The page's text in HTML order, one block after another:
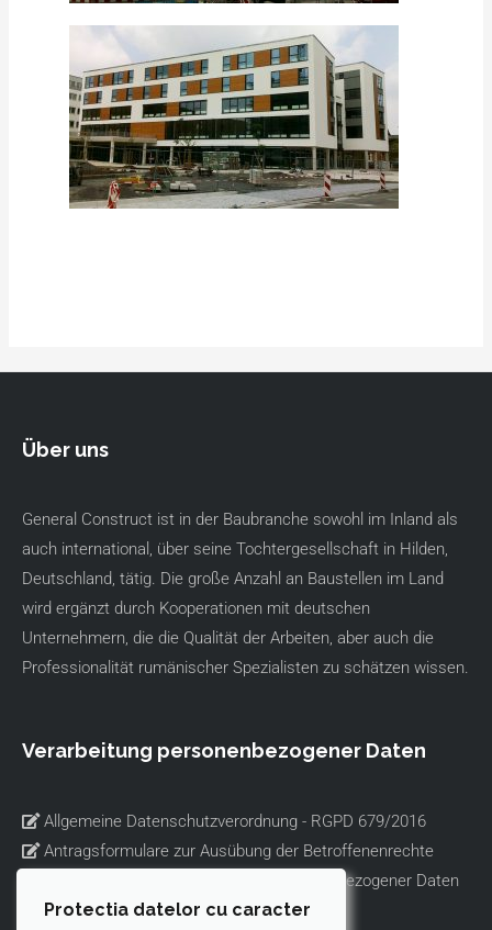
Über uns
General Construct ist in der Baubranche sowohl im Inland als
auch international, über seine Tochtergesellschaft in Hilden,
Deutschland, tätig. Die große Anzahl an Baustellen im Land
wird ergänzt durch Kooperationen mit deutschen
Unternehmern, die die Qualität der Arbeiten, aber auch die
Professionalität rumänischer Spezialisten zu schätzen wissen.
Verarbeitung personenbezogener Daten
Allgemeine Datenschutzverordnung - RGPD 679/2016
Antragsformulare zur Ausübung der Betroffenenrechte
Informationen zur Verarbeitung personenbezogener Daten
per Video
Protectia datelor cu caracter